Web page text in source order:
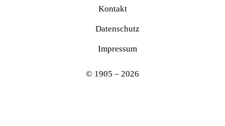
Kontakt
Datenschutz
Impressum
© 1905 – 2026